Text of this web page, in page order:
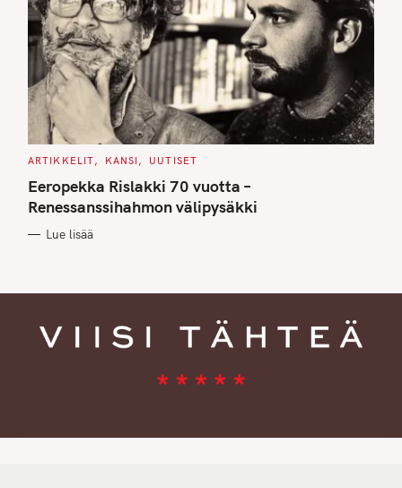
C
T
E
G
O
I
ARTIKKELIT KANSI UUTISET
Eeropekka Rislakki 70 vuotta –
Renessanssihahmon välipysäkki
Lue lisää